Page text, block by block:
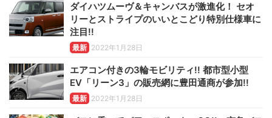
ダイハツムーヴ＆キャンバスが激進化！ セオ
リーとストライプのいいとこどり特別仕様車に
注目!!
最新 2022年1月28日
エアコン付きの3輪モビリティ!! 都市型小型
EV「リーン3」の販売網に豊田通商が参加!!
最新 2022年1月28日